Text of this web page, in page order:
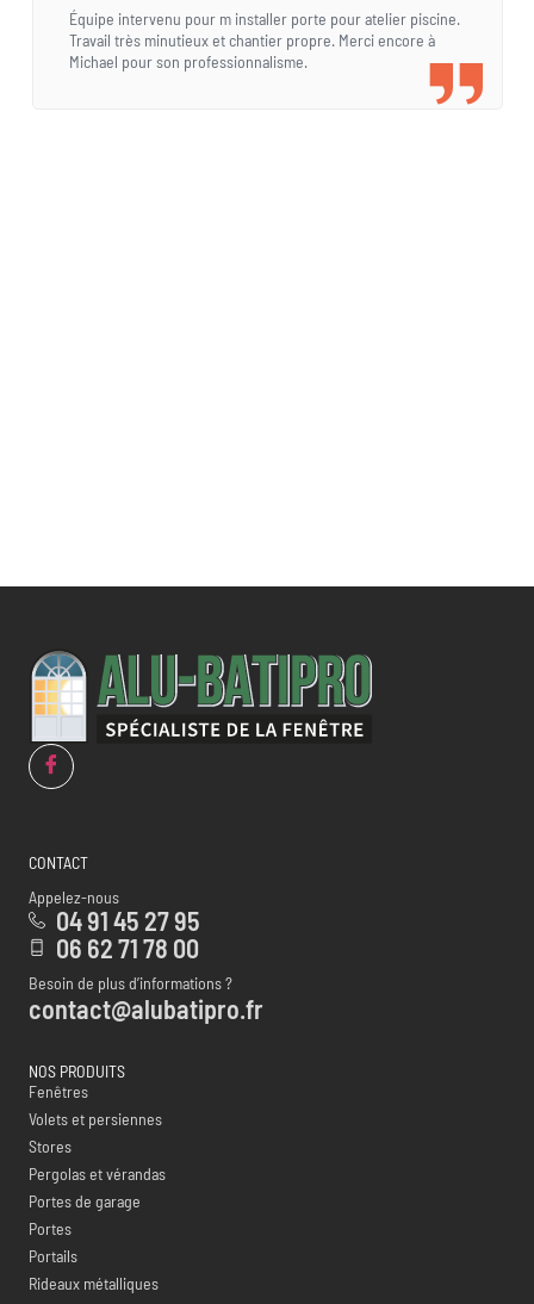
Équipe intervenu pour m installer porte pour atelier piscine.
Travail très minutieux et chantier propre. Merci encore à
Michael pour son professionnalisme.
CONTACT
Appelez-nous
04 91 45 27 95
06 62 71 78 00
Besoin de plus d’informations ?
contact@alubatipro.fr
NOS PRODUITS
Fenêtres
Volets et persiennes
Stores
Pergolas et vérandas
Portes de garage
Portes
Portails
Rideaux métalliques